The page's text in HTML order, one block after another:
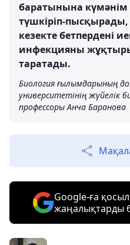
баратынына күмәнім
түшкіріп-
кезекте бетпердені
инфекцияны
таратады.
Биология ғылымдарының
университетінің жүйелік
профессоры Анча Баранова
Google-ға
жаңалықтарды